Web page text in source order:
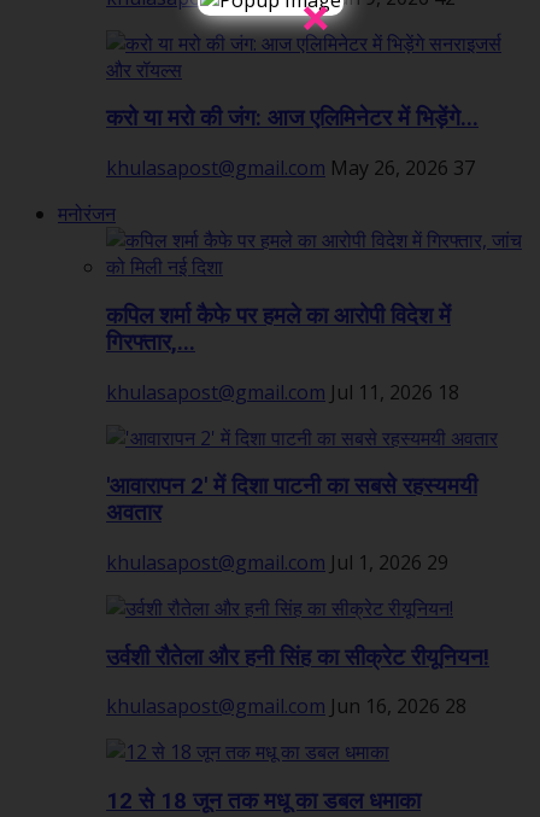
करो या मरो की जंग: आज एलिमिनेटर में भिड़ेंगे...
khulasapost@gmail.com May 26, 2026 37
मनोरंजन
कपिल शर्मा कैफे पर हमले का आरोपी विदेश में
गिरफ्तार,...
khulasapost@gmail.com Jul 11, 2026 18
'आवारापन 2' में दिशा पाटनी का सबसे रहस्यमयी
अवतार
khulasapost@gmail.com Jul 1, 2026 29
उर्वशी रौतेला और हनी सिंह का सीक्रेट रीयूनियन!
khulasapost@gmail.com Jun 16, 2026 28
12 से 18 जून तक मधू का डबल धमाका
×